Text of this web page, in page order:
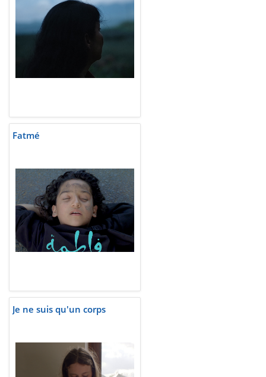
Fatmé
Je ne suis qu'un corps